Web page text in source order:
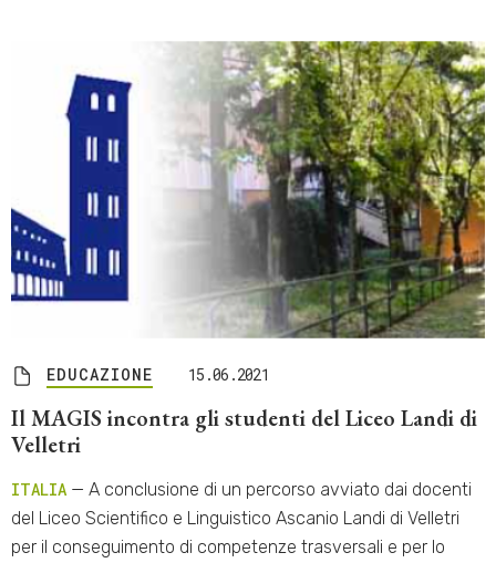
EDUCAZIONE 15.06.2021
Il MAGIS incontra gli studenti del Liceo Landi di
Velletri
ITALIA — A conclusione di un percorso avviato dai docenti
del Liceo Scientifico e Linguistico Ascanio Landi di Velletri
per il conseguimento di competenze trasversali e per lo